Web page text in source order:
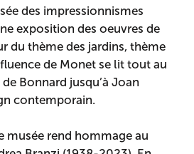
des impressionnismes
exposition des oeuvres de
du thème des jardins, thème
de Monet se lit tout au
Bonnard jusqu’à Joan
contemporain.
musée rend hommage au